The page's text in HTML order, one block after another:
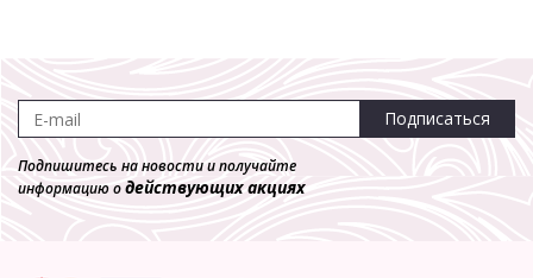
Подписаться
Подпишитесь на новости и получайте
информацию одействующих акциях